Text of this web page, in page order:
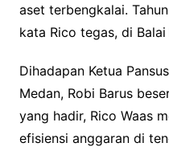
aset terbengkalai.
kata Rico tegas, di
Dihadapan Ketua
Medan, Robi Barus
yang hadir, Rico Waas
efisiensi anggaran di